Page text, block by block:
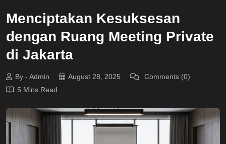
Menciptakan Kesuksesan
dengan Ruang Meeting Private
di Jakarta
By - Admin August 28, 2025
Comments (0)
5 Mins Read